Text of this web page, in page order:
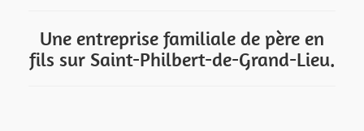
Une entreprise familiale de père en
fils sur Saint-Philbert-de-Grand-Lieu.